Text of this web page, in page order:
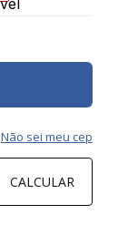
CALCULAR
Não sei meu cep